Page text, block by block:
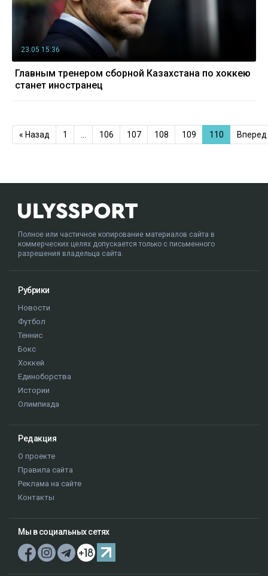
23.05 15:36
Главным тренером сборной Казахстана по хоккею
станет иностранец
« Назад 1 106 107 108 109 110 Вперед
Полное или частичное копирование материалов сайта в
коммерческих целях допускается только с письменного
разрешения владельца сайта.
Рубрики
Новости
Футбол
Теннис
Бокс
Хоккей
Единоборства
Истории
Олимпиада
Редакция
О проекте
Правила сайта
Реклама на сайте
Контакты
Мы в социальных сетях